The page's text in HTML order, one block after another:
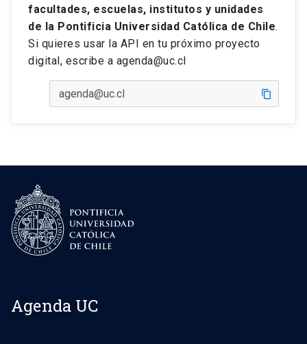
facultades, escuelas, institutos y unidades
de la Pontificia Universidad Católica de Chile.
Si quieres usar la API en tu próximo proyecto
digital, escribe a agenda@uc.cl
content_copy
Agenda UC